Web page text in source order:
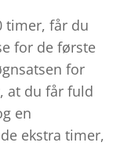
timer, får du
for de første
for
at du får fuld
en
ekstra timer,